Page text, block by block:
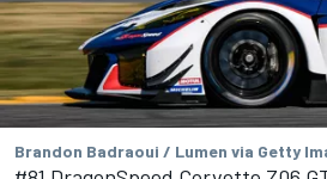
Brandon Badraoui / Lumen via Getty